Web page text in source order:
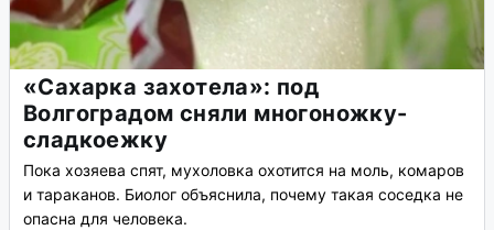
«Сахарка захотела»: под
Волгоградом сняли многоножку-
сладкоежку
Пока хозяева спят, мухоловка охотится на моль, комаров
и тараканов. Биолог объяснила, почему такая соседка не
опасна для человека.